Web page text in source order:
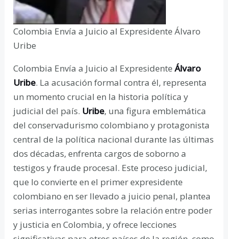
Colombia Envía a Juicio al Expresidente Álvaro
Uribe
Colombia Envía a Juicio al ExpresidenteÁlvaro
Uribe. La acusación formal contra él, representa
un momento crucial en la historia política y
judicial del país. Uribe, una figura emblemática
del conservadurismo colombiano y protagonista
central de la política nacional durante las últimas
dos décadas, enfrenta cargos de soborno a
testigos y fraude procesal. Este proceso judicial,
que lo convierte en el primer expresidente
colombiano en ser llevado a juicio penal, plantea
serias interrogantes sobre la relación entre poder
y justicia en Colombia, y ofrece lecciones